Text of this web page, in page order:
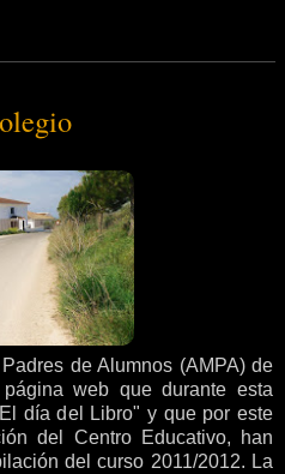
de Alumnos (AMPA) de
web que durante esta
día del Libro" y que por este
del Centro Educativo, han
del curso 2011/2012. La